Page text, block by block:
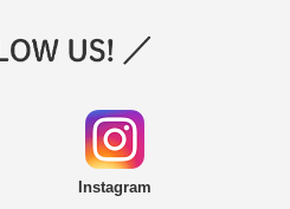
Instagram